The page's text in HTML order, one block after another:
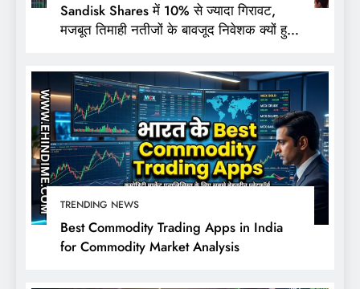
Sandisk Shares में 10% से ज्यादा गिरावट,
मजबूत तिमाही नतीजों के बावजूद निवेशक क्यों हुए
TRENDING NEWS
Best Commodity Trading Apps in India
for Commodity Market Analysis